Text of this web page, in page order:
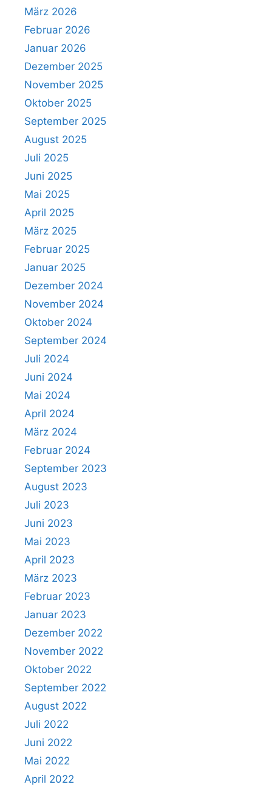
März 2026
Februar 2026
Januar 2026
Dezember 2025
November 2025
Oktober 2025
September 2025
August 2025
Juli 2025
Juni 2025
Mai 2025
April 2025
März 2025
Februar 2025
Januar 2025
Dezember 2024
November 2024
Oktober 2024
September 2024
Juli 2024
Juni 2024
Mai 2024
April 2024
März 2024
Februar 2024
September 2023
August 2023
Juli 2023
Juni 2023
Mai 2023
April 2023
März 2023
Februar 2023
Januar 2023
Dezember 2022
November 2022
Oktober 2022
September 2022
August 2022
Juli 2022
Juni 2022
Mai 2022
April 2022